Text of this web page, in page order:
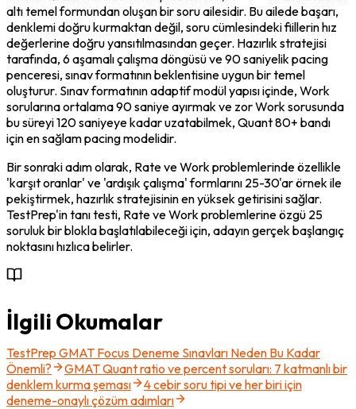
altı temel formundan oluşan bir soru ailesidir. Bu ailede başarı,
denklemi doğru kurmaktan değil, soru cümlesindeki fiillerin hız
değerlerine doğru yansıtılmasından geçer. Hazırlık stratejisi
tarafında, 6 aşamalı çalışma döngüsü ve 90 saniyelik pacing
penceresi, sınav formatının beklentisine uygun bir temel
oluşturur. Sınav formatının adaptif modül yapısı içinde, Work
sorularına ortalama 90 saniye ayırmak ve zor Work sorusunda
bu süreyi 120 saniyeye kadar uzatabilmek, Quant 80+ bandı
için en sağlam pacing modelidir.
Bir sonraki adım olarak, Rate ve Work problemlerinde özellikle
'karşıt oranlar' ve 'ardışık çalışma' formlarını 25-30'ar örnek ile
pekiştirmek, hazırlık stratejisinin en yüksek getirisini sağlar.
TestPrep'in tanı testi, Rate ve Work problemlerine özgü 25
soruluk bir blokla başlatılabileceği için, adayın gerçek başlangıç
noktasını hızlıca belirler.
İlgili Okumalar
TestPrep GMAT Focus Deneme Sınavları Neden Bu Kadar
Önemli?
GMAT Quant ratio ve percent soruları: 7 katmanlı bir
denklem kurma şeması
4 cebir soru tipi ve her biri için
deneme-onaylı çözüm adımları